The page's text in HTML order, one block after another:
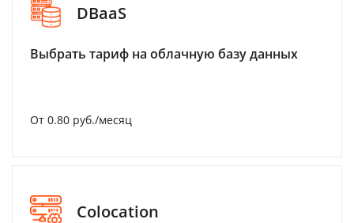
DBaaS
Выбрать тариф на облачную базу данных
От 0.80 руб./месяц
Colocation